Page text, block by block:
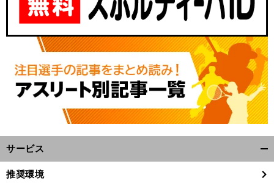
サービス
閉
推奨環境